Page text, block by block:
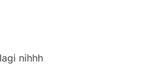
nihhh